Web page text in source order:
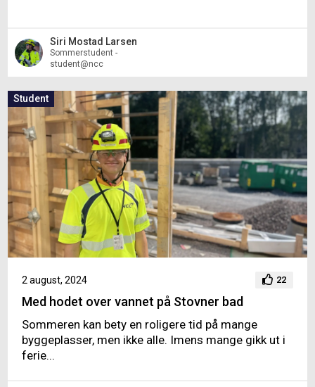
Siri Mostad Larsen
Sommerstudent -
student@ncc
Student
2 august, 2024 22
Med hodet over vannet på Stovner bad
Sommeren kan bety en roligere tid på mange
byggeplasser, men ikke alle. Imens mange gikk ut i
ferie...